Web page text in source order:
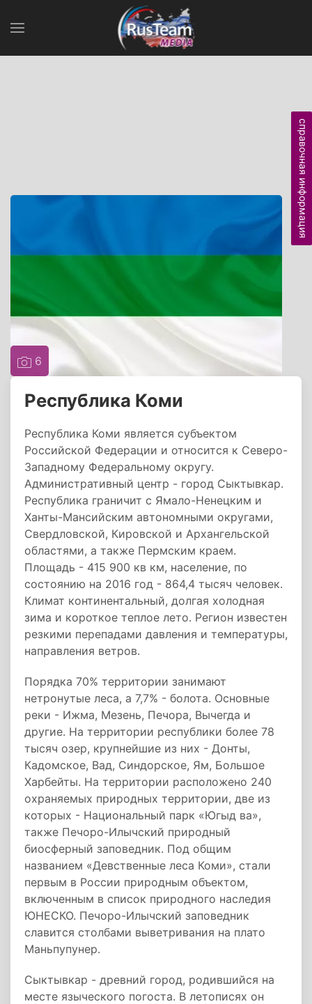
6
Республика Коми
Республика Коми является субъектом
Российской Федерации и относится к Северо-
Западному Федеральному округу.
Административный центр - город Сыктывкар.
Республика граничит с Ямало-Ненецким и
Ханты-Мансийским автономными округами,
Свердловской, Кировской и Архангельской
областями, а также Пермским краем.
Площадь - 415 900 кв км, население, по
состоянию на 2016 год - 864,4 тысяч человек.
Климат континентальный, долгая холодная
зима и короткое теплое лето. Регион известен
резкими перепадами давления и температуры,
направления ветров.
Порядка 70% территории занимают
нетронутые леса, а 7,7% - болота. Основные
реки - Ижма, Мезень, Печора, Вычегда и
другие. На территории республики более 78
тысяч озер, крупнейшие из них - Донты,
Кадомское, Вад, Синдорское, Ям, Большое
Харбейты. На территории расположено 240
охраняемых природных территории, две из
которых - Национальный парк «Югыд ва»,
также Печоро-Илычский природный
биосферный заповедник. Под общим
названием «Девственные леса Коми», стали
первым в России природным объектом,
включенным в список природного наследия
ЮНЕСКО. Печоро-Илычский заповедник
славится столбами выветривания на плато
Маньпупунер.
Сыктывкар - древний город, родившийся на
месте языческого погоста. В летописях он
справочная информация